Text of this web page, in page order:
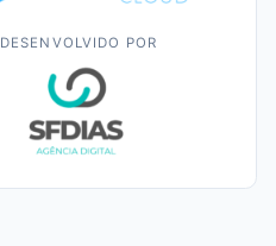
DESENVOLVIDO POR